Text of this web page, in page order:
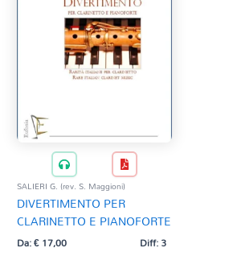
QR esecuzione
Trascrizioni e Arrangiamenti
SALIERI G. (rev. S. Maggioni)
DIVERTIMENTO PER
CLARINETTO E PIANOFORTE
Da:€17,00 Diff: 3